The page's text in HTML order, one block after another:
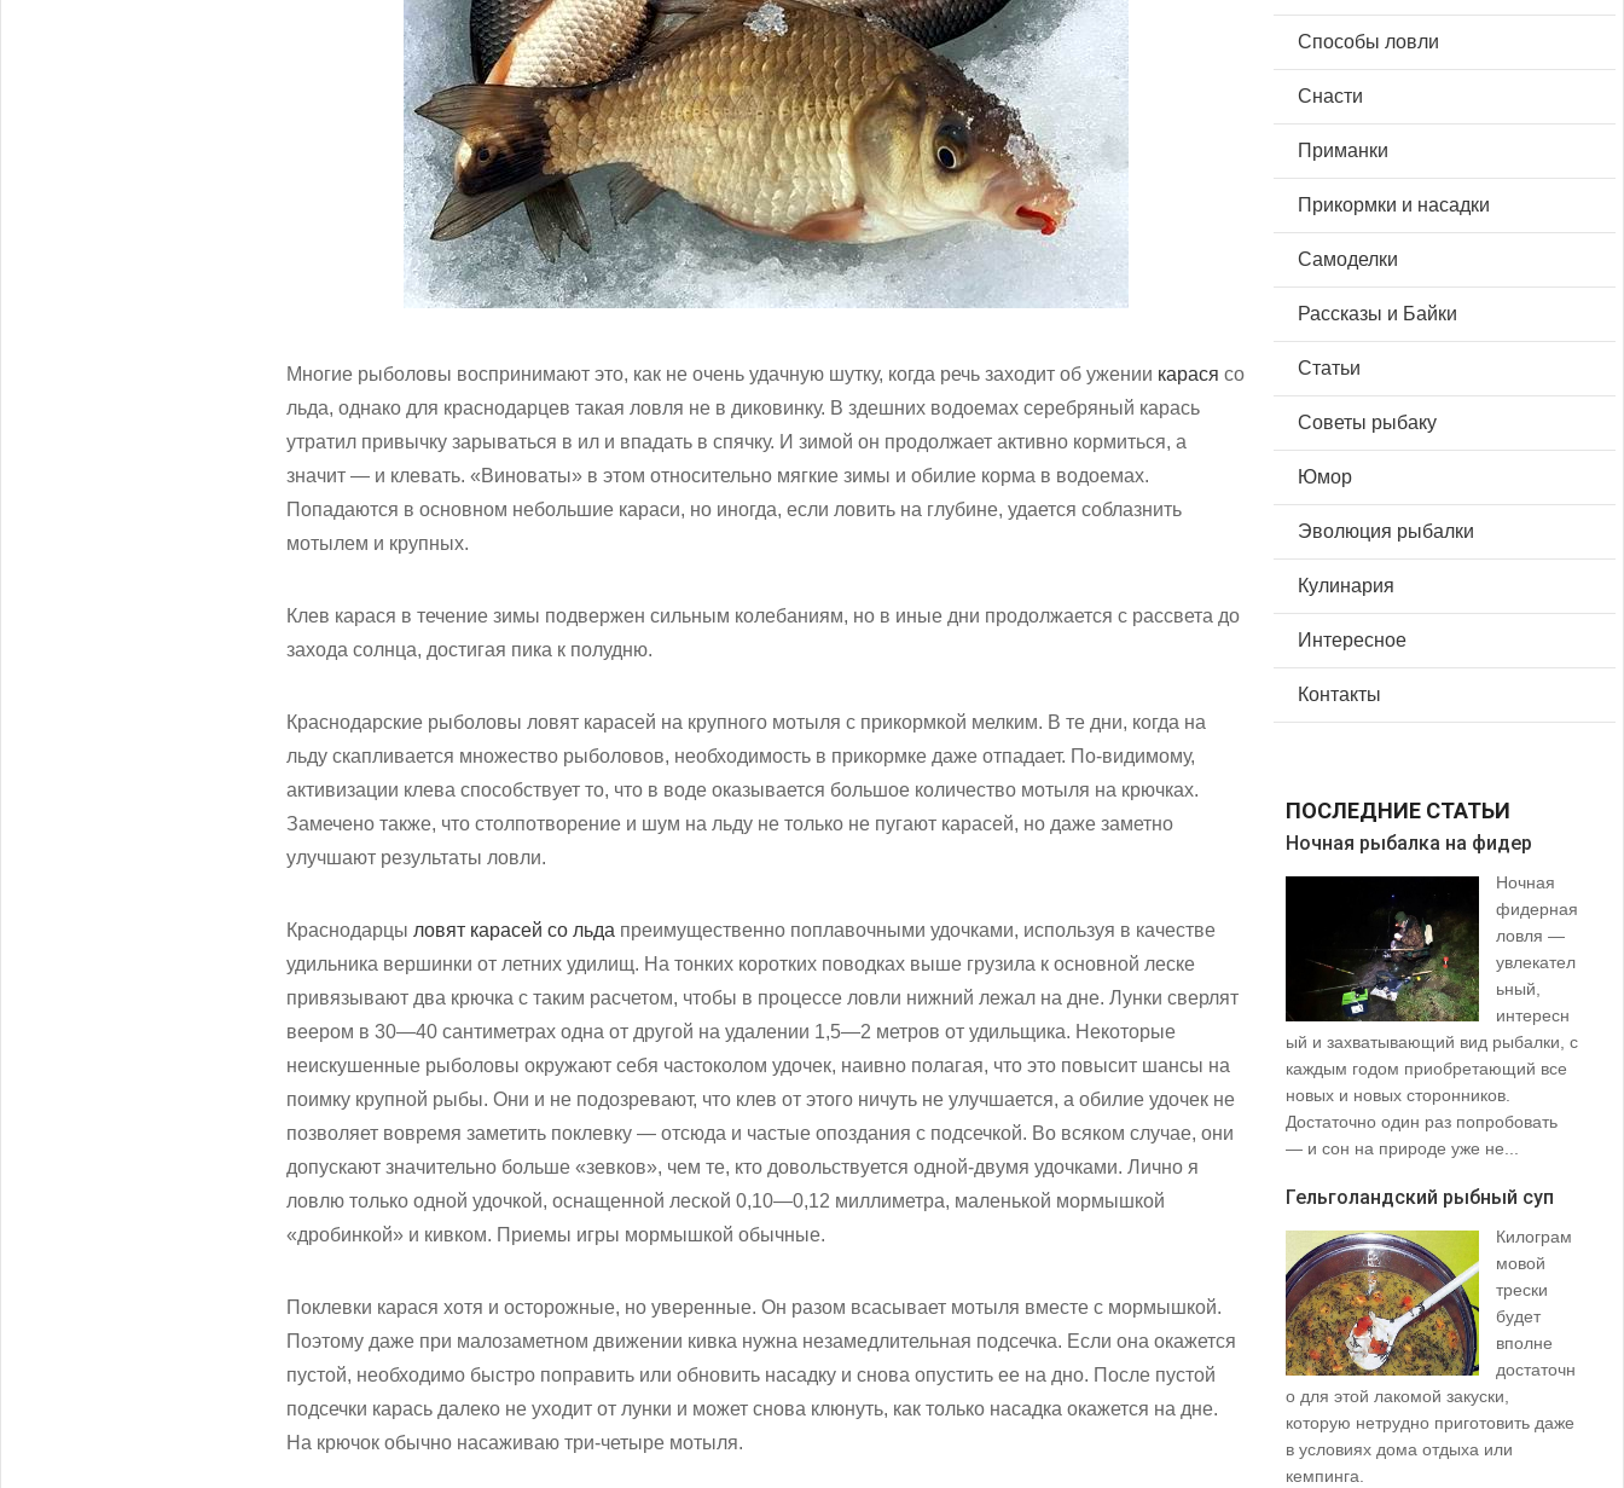
Многие рыболовы воспринимают это, как не очень удачную шутку, когда речь заходит об ужении карася со
льда, однако для краснодарцев такая ловля не в диковинку. В здешних водоемах серебряный карась
утратил привычку зарываться в ил и впадать в спячку. И зимой он продолжает активно кормиться, а
значит — и клевать. «Виноваты» в этом относительно мягкие зимы и обилие корма в водоемах.
Попадаются в основном небольшие караси, но иногда, если ловить на глубине, удается соблазнить
мотылем и крупных.
Клев карася в течение зимы подвержен сильным колебаниям, но в иные дни продолжается с рассвета до
захода солнца, достигая пика к полудню.
Краснодарские рыболовы ловят карасей на крупного мотыля с прикормкой мелким. В те дни, когда на
льду скапливается множество рыболовов, необходимость в прикормке даже отпадает. По-видимому,
активизации клева способствует то, что в воде оказывается большое количество мотыля на крючках.
Замечено также, что столпотворение и шум на льду не только не пугают карасей, но даже заметно
улучшают результаты ловли.
Краснодарцы ловят карасей со льда преимущественно поплавочными удочками, используя в качестве
удильника вершинки от летних удилищ. На тонких коротких поводках выше грузила к основной леске
привязывают два крючка с таким расчетом, чтобы в процессе ловли нижний лежал на дне. Лунки сверлят
веером в 30—40 сантиметрах одна от другой на удалении 1,5—2 метров от удильщика. Некоторые
неискушенные рыболовы окружают себя частоколом удочек, наивно полагая, что это повысит шансы на
поимку крупной рыбы. Они и не подозревают, что клев от этого ничуть не улучшается, а обилие удочек не
позволяет вовремя заметить поклевку — отсюда и частые опоздания с подсечкой. Во всяком случае, они
допускают значительно больше «зевков», чем те, кто довольствуется одной-двумя удочками. Лично я
ловлю только одной удочкой, оснащенной леской 0,10—0,12 миллиметра, маленькой мормышкой
«дробинкой» и кивком. Приемы игры мормышкой обычные.
Поклевки карася хотя и осторожные, но уверенные. Он разом всасывает мотыля вместе с мормышкой.
Поэтому даже при малозаметном движении кивка нужна незамедлительная подсечка. Если она окажется
пустой, необходимо быстро поправить или обновить насадку и снова опустить ее на дно. После пустой
подсечки карась далеко не уходит от лунки и может снова клюнуть, как только насадка окажется на дне.
На крючок обычно насаживаю три-четыре мотыля.
Способы ловли
Снасти
Приманки
Прикормки и насадки
Самоделки
Рассказы и Байки
Статьи
Советы рыбаку
Юмор
Эволюция рыбалки
Кулинария
Интересное
Контакты
ПОСЛЕДНИЕ СТАТЬИ
Ночная рыбалка на фидер
Ночная
фидерная
ловля —
увлекател
ьный,
интересн
ый и захватывающий вид рыбалки, с
каждым годом приобретающий все
новых и новых сторонников.
Достаточно один раз попробовать
— и сон на природе уже не...
Гельголандский рыбный суп
Килограм
мовой
трески
будет
вполне
достаточн
о для этой лакомой закуски,
которую нетрудно приготовить даже
в условиях дома отдыха или
кемпинга.